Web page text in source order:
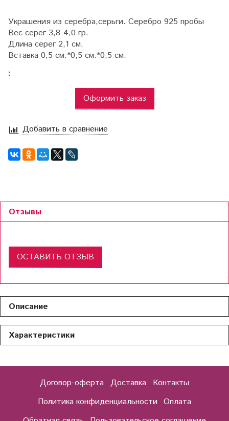
Украшения из серебра,серьги. Серебро 925 пробы
Вес серег 3,8-4,0 гр.
Длина серег 2,1 см.
Вставка 0,5 см.*0,5 см.*0,5 см.
:
Оформить заказ
Добавить в сравнение
Отзывы
ОСТАВИТЬ ОТЗЫВ
Описание
Характеристики
Договор-оферта Доставка
Контакты
Политика конфиденциальности Оплата